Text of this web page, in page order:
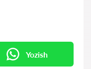
Yozish